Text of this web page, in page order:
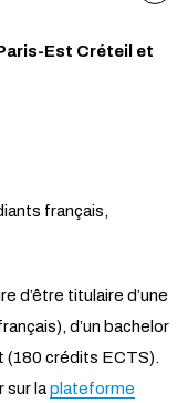
Est Créteil et
français,
d’être titulaire d’une
d’un bachelor
(180 crédits ECTS).
sur laplateforme